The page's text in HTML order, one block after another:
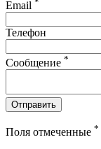
Email
Телефон
Сообщение *
Отправить
Поля отмеченные *